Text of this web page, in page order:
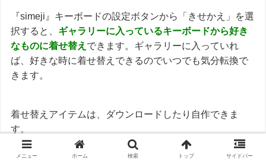
『simeji』キーボードの設定ボタンから「きせかえ」を選
択すると、 ギャラリーに入っているキーボードから好き
なものに着せ替え できます。ギャラリーに入っていれ
ば、好きな時に着せ替えできるのでいつでも気分転換で
きます。
着せ替えアイテムは、ダウンロードしたり自作できま
す。
メニュー ホーム 検索 トップ サイドバー